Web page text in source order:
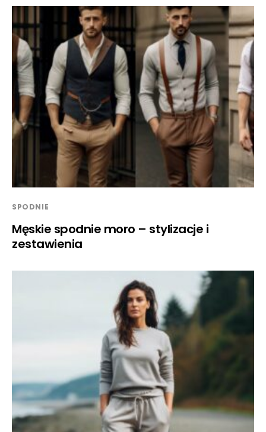
SPODNIE
Męskie spodnie moro – stylizacje i
zestawienia